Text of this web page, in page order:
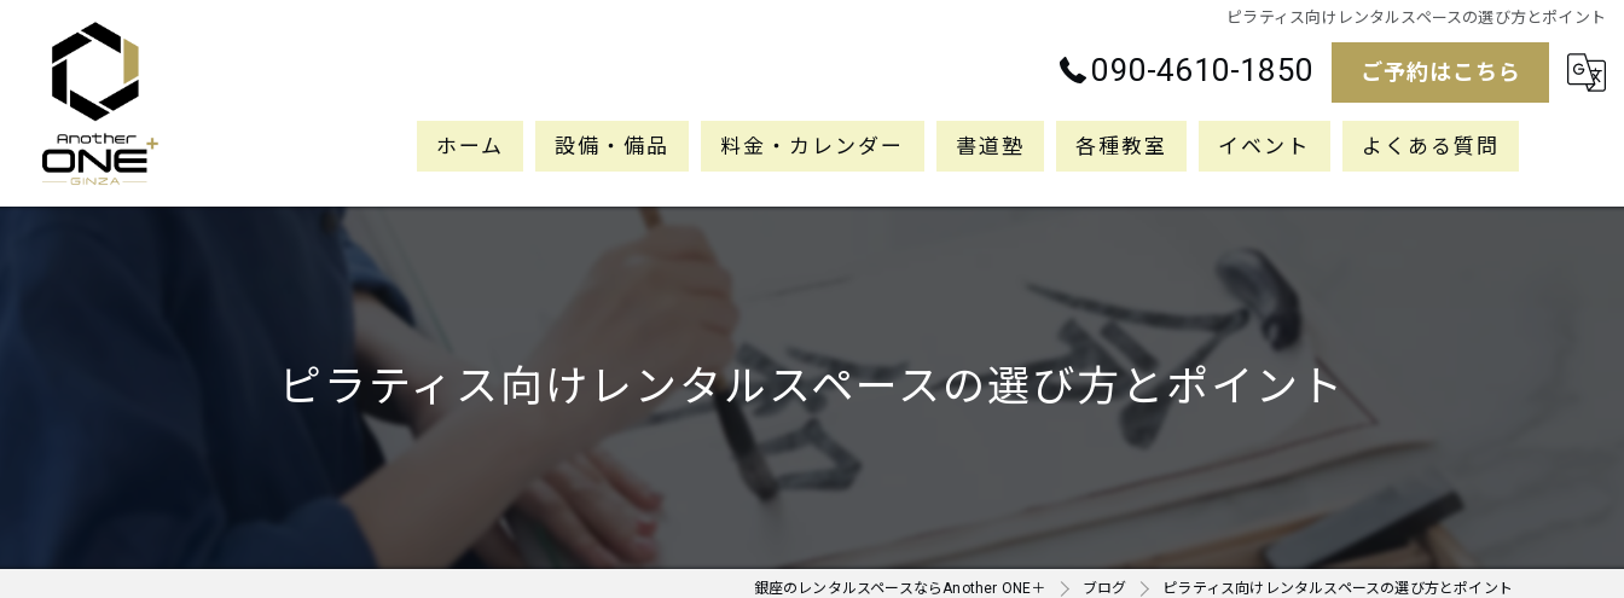
ピラティス向けレンタルスペースの選び方とポイント
090-4610-1850 ご予約はこちら
ホーム 設備・備品 料金・カレンダー 書道塾 各種教室 イベント よくある質問
ピラティス向けレンタルスペースの選び方とポイント
銀座のレンタルスペースならAnother ONE＋ ブログ ピラティス向けレンタルスペースの選び方とポイント